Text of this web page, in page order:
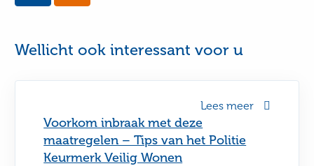
this
this
useful
Wellicht ook interessant voor u
Voorkom inbraak met deze
maatregelen – Tips van het Politie
Keurmerk Veilig Wonen
Lees meer